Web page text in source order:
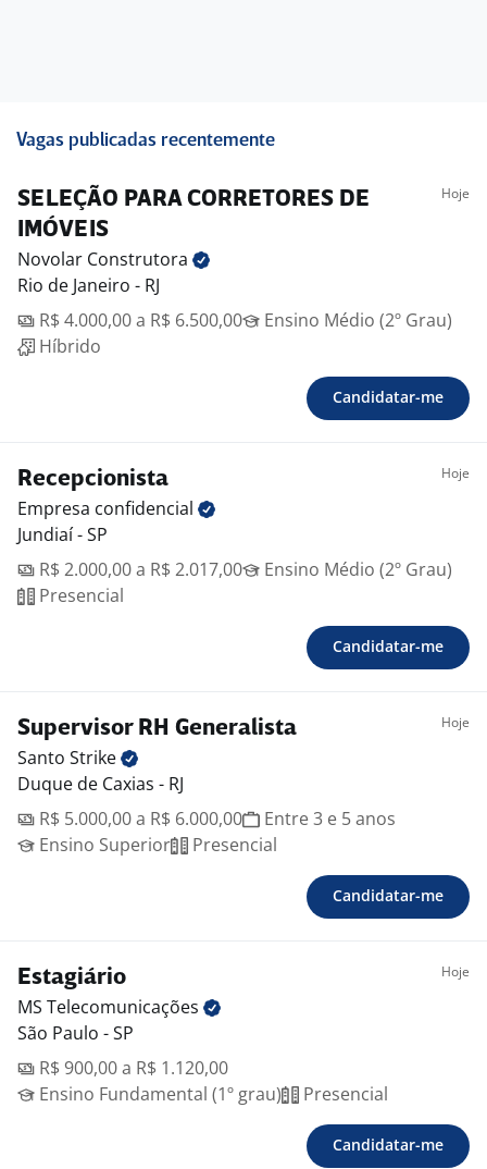
Vagas publicadas recentemente
SELEÇÃO PARA CORRETORES DE
IMÓVEIS
Hoje
Novolar Construtora
Rio de Janeiro - RJ
R$ 4.000,00 a R$ 6.500,00
Ensino Médio (2º Grau)
Híbrido
Candidatar-me
Recepcionista Hoje
Empresa confidencial
Jundiaí - SP
R$ 2.000,00 a R$ 2.017,00
Ensino Médio (2º Grau)
Presencial
Candidatar-me
Supervisor RH Generalista Hoje
Santo Strike
Duque de Caxias - RJ
R$ 5.000,00 a R$ 6.000,00
Entre 3 e 5 anos
Ensino Superior
Presencial
Candidatar-me
Estagiário Hoje
MS Telecomunicações
São Paulo - SP
R$ 900,00 a R$ 1.120,00
Ensino Fundamental (1º grau)
Presencial
Candidatar-me